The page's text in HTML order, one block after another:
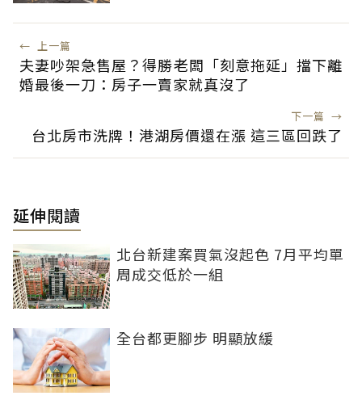
← 上一篇
夫妻吵架急售屋？得勝老闆「刻意拖延」擋下離
婚最後一刀：房子一賣家就真沒了
下一篇 →
台北房市洗牌！港湖房價還在漲 這三區回跌了
延伸閱讀
北台新建案買氣沒起色 7月平均單
周成交低於一組
全台都更腳步 明顯放緩